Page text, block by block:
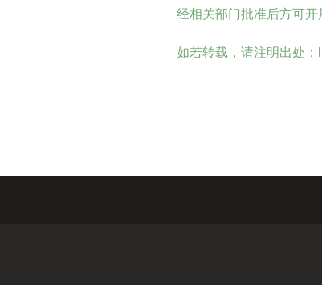
经相关部门批准后方可开
如若转载，请注明出处